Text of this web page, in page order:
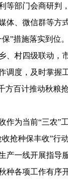
等部门会商研判
体、微信群等方
”措施落实到位
、村四级联动，
调度，及时掌握
方百计推动秋粮
作为当前“三农”
抢种保丰收”行
产一线开展指导
种各项工作有序